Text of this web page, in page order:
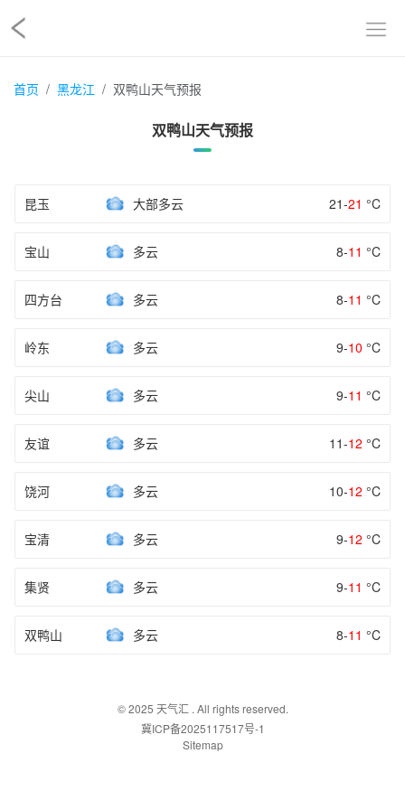
首页 黑龙江 双鸭山天气预报
双鸭山天气预报
昆玉 大部多云 21-21 °C
宝山 多云 8-11 °C
四方台 多云 8-11 °C
岭东 多云 9-10 °C
尖山 多云 9-11 °C
友谊 多云 11-12 °C
饶河 多云 10-12 °C
宝清 多云 9-12 °C
集贤 多云 9-11 °C
双鸭山 多云 8-11 °C
© 2025 天气汇. All rights reserved.
冀ICP备2025117517号-1
Sitemap